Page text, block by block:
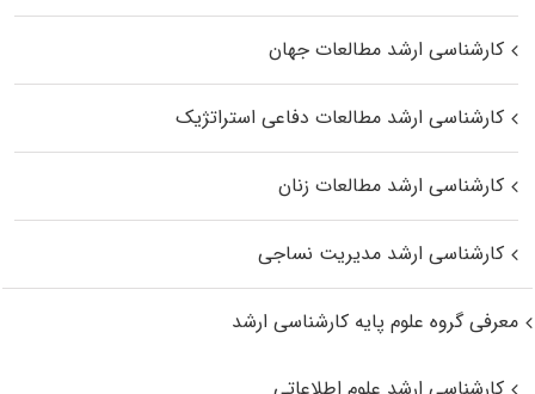
کارشناسی ارشد مطالعات جهان
کارشناسی ارشد مطالعات دفاعی استراتژیک
کارشناسی ارشد مطالعات زنان
کارشناسی ارشد مدیریت نساجی
معرفی گروه علوم پایه کارشناسی ارشد